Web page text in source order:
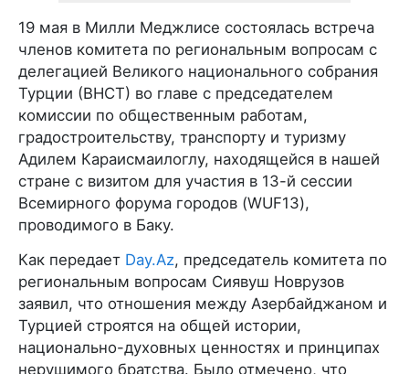
19 мая в Милли Меджлисе состоялась встреча
членов комитета по региональным вопросам с
делегацией Великого национального собрания
Турции (ВНСТ) во главе с председателем
комиссии по общественным работам,
градостроительству, транспорту и туризму
Адилем Караисмаилоглу, находящейся в нашей
стране с визитом для участия в 13-й сессии
Всемирного форума городов (WUF13),
проводимого в Баку.
Как передает Day.Az, председатель комитета по
региональным вопросам Сиявуш Новрузов
заявил, что отношения между Азербайджаном и
Турцией строятся на общей истории,
национально-духовных ценностях и принципах
нерушимого братства. Было отмечено, что